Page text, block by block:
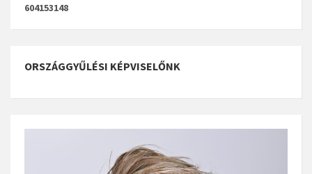
604153148
ORSZÁGGYŰLÉSI KÉPVISELŐNK